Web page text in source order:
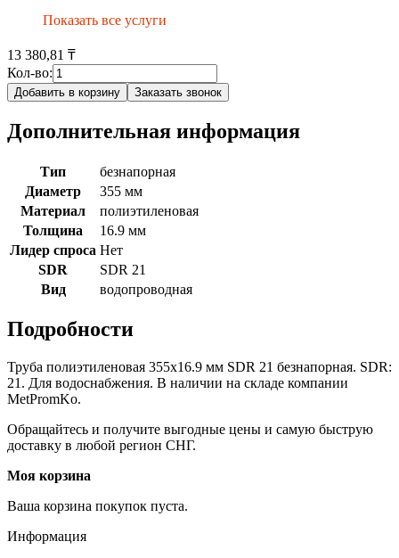
Показать все услуги
13 380,81 ₸
Кол-во:
Добавить в корзину Заказать звонок
Дополнительная информация
Тип
безнапорная
Диаметр
355 мм
Материал
полиэтиленовая
Толщина
16.9 мм
Лидер спроса Нет
SDR
SDR 21
Вид
водопроводная
Подробности
Труба полиэтиленовая 355х16.9 мм SDR 21 безнапорная. SDR:
21. Для водоснабжения. В наличии на складе компании
MetPromKo.
Обращайтесь и получите выгодные цены и самую быструю
доставку в любой регион СНГ.
Моя корзина
Ваша корзина покупок пуста.
Информация